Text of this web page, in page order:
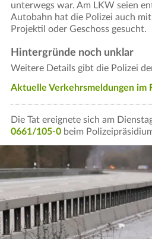
unterwegs war. Am LKW seien
Autobahn hat die Polizei auch
Projektil oder Geschoss gesucht.
Hintergründe noch unklar
Weitere Details gibt die Polizei
Aktuelle Verkehrsmeldungen im
Die Tat ereignete sich am
0661/105-0 beim